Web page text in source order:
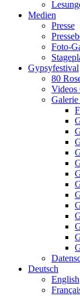
Medien
Presse
Foto-
Gypsyfestival
80
Videos
Deutsch
English